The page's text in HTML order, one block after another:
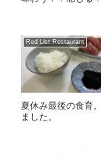
Red List Restaurant
夏休み最後の食育
ました。